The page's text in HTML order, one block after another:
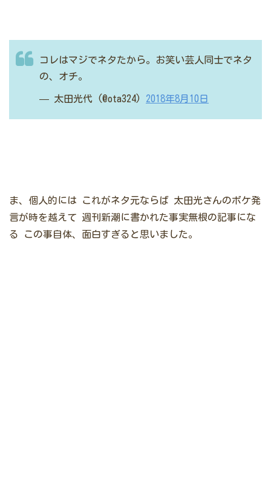
コレはマジでネタたから。お笑い芸人同士でネタ
の、オチ。
— 太田光代 (@ota324) 2018年8月10日
ま、個人的には これがネタ元ならば 太田光さんのボケ発
言が時を越えて 週刊新潮に書かれた事実無根の記事にな
る
この事自体、面白すぎると思いました。